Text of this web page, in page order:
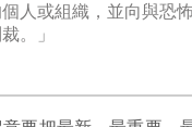
人或組織，並向與恐
。」